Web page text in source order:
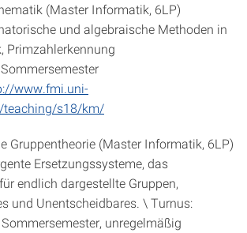
(Master Informatik, 6LP)
und algebraische Methoden in
Primzahlerkennung
www.fmi.uni-
s18/km/
Gruppentheorie (Master Informatik, 6LP)
Ersetzungssysteme, das
endlich dargestellte Gruppen,
und Unentscheidbares. \ Turnus:
unregelmäßig